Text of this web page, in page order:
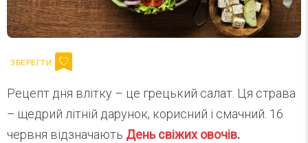
Рецепт дня влітку – це грецький салат. Ця страва
– щедрий літній дарунок, корисний і смачний. 16
червня відзначають День свіжих овочів.